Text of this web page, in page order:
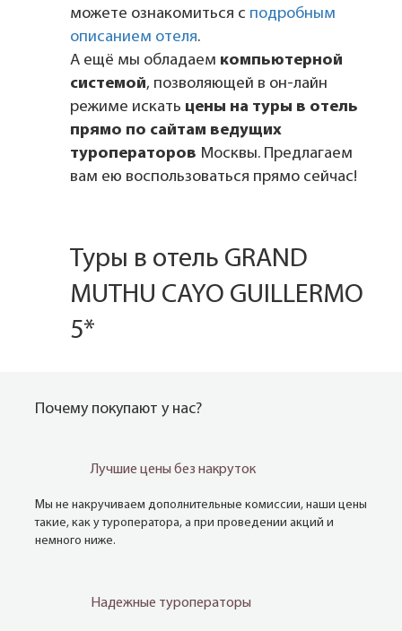
можете ознакомиться с подробным
описанием отеля.
А ещё мы обладаем компьютерной
системой, позволяющей в он-лайн
режиме искать цены на туры в отель
прямо по сайтам ведущих
туроператоров Москвы. Предлагаем
вам ею воспользоваться прямо сейчас!
Туры в отель GRAND
MUTHU CAYO GUILLERMO
5*
Почему покупают у нас?
Лучшие цены без накруток
Мы не накручиваем дополнительные комиссии, наши цены
такие, как у туроператора, а при проведении акций и
немного ниже.
Надежные туроператоры